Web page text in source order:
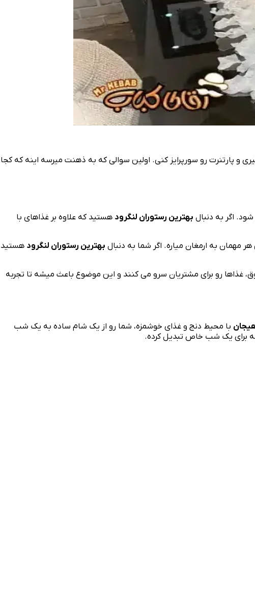
و پارتنرت رو سورپرایز کنی. اولین سوالی که به ذهنت میرسه اینه که کجا
اگر به دنبال بهترین رستوران لنگرود هستید که علاوه بر غذاهای با
مهمان به ارمغان میاره. اگر شما به دنبال بهترین رستوران لنگرود هستید
غذاها رو برای مشتریان سرو می‌ کنند و این موضوع باعث میشه تا تجربه‌
با محیط دنج و غذای خوشمزه، شما رو از یک شام ساده به یک شب
برای یک شب خاص تبدیل کرده.